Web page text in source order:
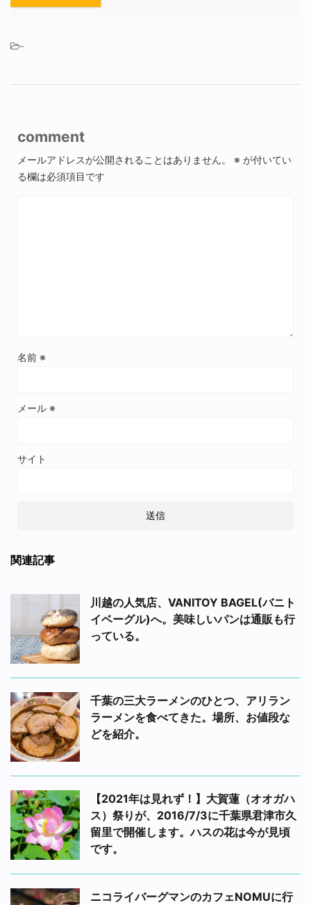
-
comment
メールアドレスが公開されることはありません。 ※ が付いてい
る欄は必須項目です
名前 ※
メール ※
サイト
関連記事
川越の人気店、VANITOY BAGEL(バニト
イベーグル)へ。美味しいパンは通販も行
っている。
千葉の三大ラーメンのひとつ、アリラン
ラーメンを食べてきた。場所、お値段な
どを紹介。
【2021年は見れず！】大賀蓮（オオガハ
ス）祭りが、2016/7/3に千葉県君津市久
留里で開催します。ハスの花は今が見頃
です。
ニコライバーグマンのカフェNOMUに行